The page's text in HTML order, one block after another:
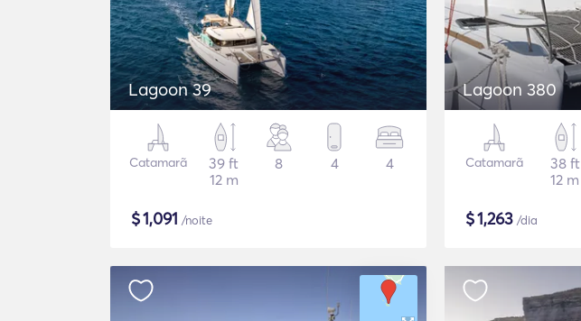
Lagoon 39
Catamarã
39 ft
12 m
8 4 4
$1,091 /noite
Lagoon 380
Catamarã
38 ft
12 m
$1,263 /dia